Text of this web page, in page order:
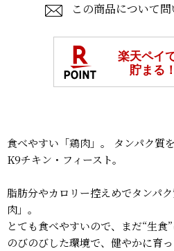
この商品について
食べやすい「鶏肉」。 タンパク質を
K9チキン・フィースト。
脂肪分やカロリー控えめでタンパ
肉」。
とても食べやすいので、まだ“生食
のびのびした環境で、健やかに育っ